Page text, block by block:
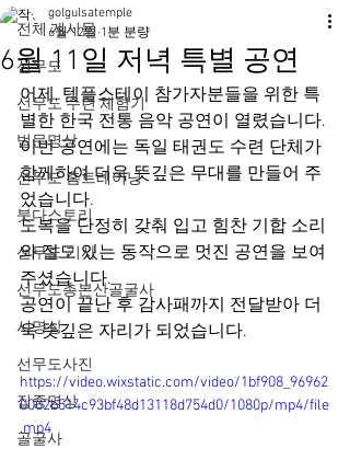
전체 게시물
선무도
선무도 수련 체험기
법문명상
선무도 홈트레이닝
붓다스토리
선무도 기사
선무도총본산골굴사
시명상
선무도사진
집중명상
골굴사
6월 11일 저녁 특별 공연
golgulsatemple
6월 12일 1분 분량
어제, 템플스테이 참가자분들을 위한 특
별한 한국 전통 음악 공연이 열렸습니다.
이번 공연에는 독일 태권도 수련 단체가
함께하여 더욱 뜻깊은 무대를 만들어 주
었습니다.
도복을 단정히 갖춰 입고 힘찬 기합 소리
와 절도 있는 동작으로 멋진 공연을 보여
주셨습니다.
공연이 끝난 후 감사패까지 전달받아 더
욱 뜻깊은 자리가 되었습니다.
https://video.wixstatic.com/video/1bf908_96962
0002b514c93bf48d13118d754d0/1080p/mp4/file
.mp4